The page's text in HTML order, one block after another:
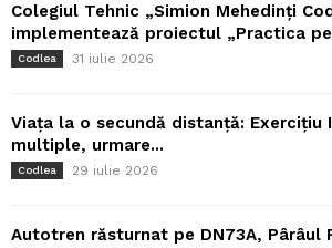
Colegiul Tehnic „Simion Mehedinți
implementează proiectul „Practica
Codlea 31 iulie 2026
Viața la o secundă distanță: Exercițiu
multiple, urmare...
Codlea 29 iulie 2026
Autotren răsturnat pe DN73A, Pârâul